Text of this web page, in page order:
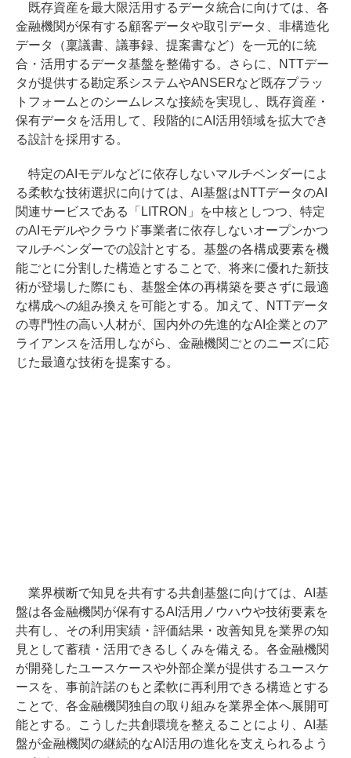
既存資産を最大限活用するデータ統合に向けては、各
金融機関が保有する顧客データや取引データ、非構造化
データ（稟議書、議事録、提案書など）を一元的に統
合・活用するデータ基盤を整備する。さらに、NTTデー
タが提供する勘定系システムやANSERなど既存プラッ
トフォームとのシームレスな接続を実現し、既存資産・
保有データを活用して、段階的にAI活用領域を拡大でき
る設計を採用する。
特定のAIモデルなどに依存しないマルチベンダーによ
る柔軟な技術選択に向けては、AI基盤はNTTデータのAI
関連サービスである「LITRON」を中核としつつ、特定
のAIモデルやクラウド事業者に依存しないオープンかつ
マルチベンダーでの設計とする。基盤の各構成要素を機
能ごとに分割した構造とすることで、将来に優れた新技
術が登場した際にも、基盤全体の再構築を要さずに最適
な構成への組み換えを可能とする。加えて、NTTデータ
の専門性の高い人材が、国内外の先進的なAI企業とのア
ライアンスを活用しながら、金融機関ごとのニーズに応
じた最適な技術を提案する。
業界横断で知見を共有する共創基盤に向けては、AI基
盤は各金融機関が保有するAI活用ノウハウや技術要素を
共有し、その利用実績・評価結果・改善知見を業界の知
見として蓄積・活用できるしくみを備える。各金融機関
が開発したユースケースや外部企業が提供するユースケ
ースを、事前許諾のもと柔軟に再利用できる構造とする
ことで、各金融機関独自の取り組みを業界全体へ展開可
能とする。こうした共創環境を整えることにより、AI基
盤が金融機関の継続的なAI活用の進化を支えられるよう